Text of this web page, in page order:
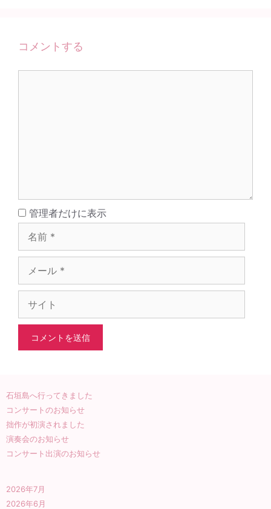
コメントする
管理者だけに表示名
前
ル
ト
石垣島へ行ってきました
コンサートのお知らせ
拙作が初演されました
演奏会のお知らせ
コンサート出演のお知らせ
2026年7月
2026年6月